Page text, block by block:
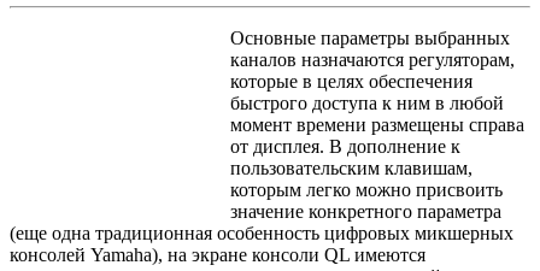
Основные параметры выбранных
каналов назначаются регуляторам,
которые в целях обеспечения
быстрого доступа к ним в любой
момент времени размещены справа
от дисплея. В дополнение к
пользовательским клавишам,
которым легко можно присвоить
значение конкретного параметра
(еще одна традиционная особенность цифровых микшерных
консолей Yamaha), на экране консоли QL имеются